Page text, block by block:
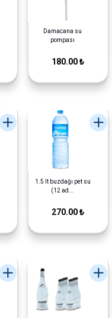
Damacana su
pompası
180.00 ₺
1.5 lt buzdağı pet su
(12 ad...
270.00 ₺